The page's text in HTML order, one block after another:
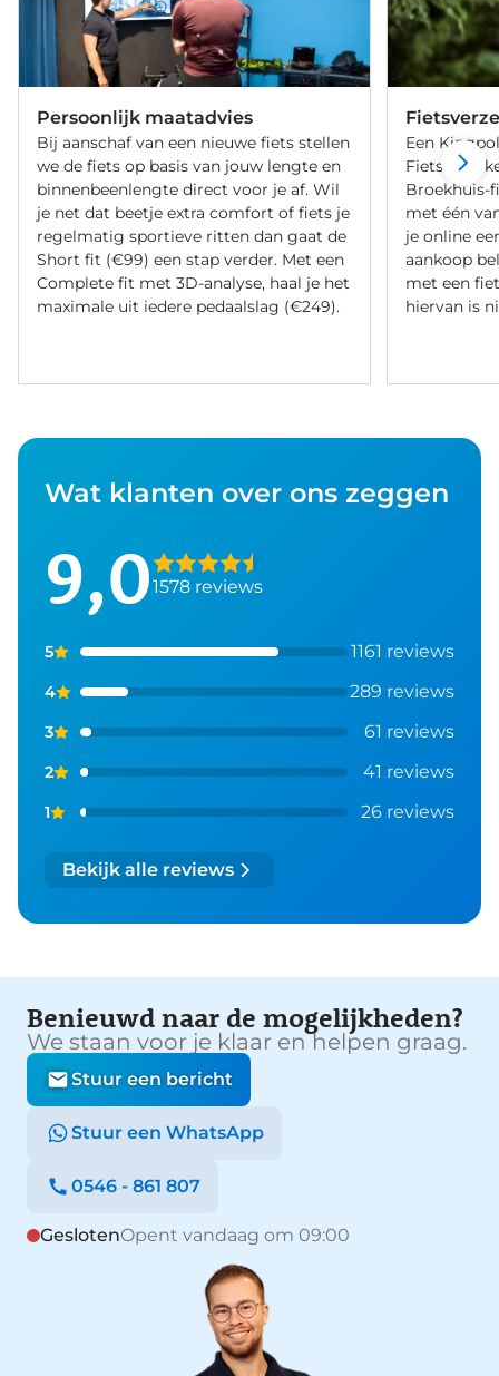
Persoonlijk maatadvies
Bij aanschaf van een nieuwe fiets stellen
we de fiets op basis van jouw lengte en
binnenbeenlengte direct voor je af. Wil
je net dat beetje extra comfort of fiets je
regelmatig sportieve ritten dan gaat de
Short fit (€99) een stap verder. Met een
Complete fit met 3D-analyse, haal je het
maximale uit iedere pedaalslag (€249).
Een
Broekhuis-
met één
je online
aankoop
met een
hiervan is
Wat klanten over ons zeggen
9,01578 reviews
5 1161 reviews
4 289 reviews
3 61 reviews
2 41 reviews
1 26 reviews
Bekijk alle reviews
Benieuwd naar de mogelijkheden?
We staan voor je klaar en helpen graag.
Stuur een bericht
Stuur een WhatsApp
0546 - 861 807
GeslotenOpent vandaag om 09:00